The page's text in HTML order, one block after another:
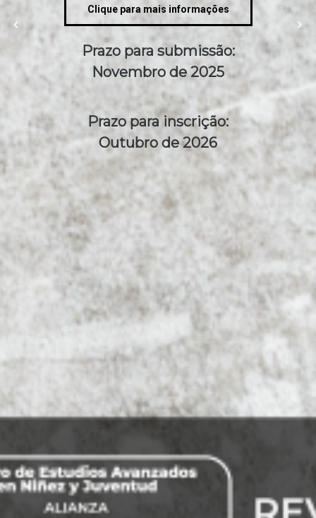
Clique para mais informações
Prazo para submissão:
Novembro de 2025
Prazo para inscrição:
Outubro de 2026